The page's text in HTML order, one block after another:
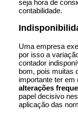
seja hora de
contabilidade.
Uma empresa
por isso a
contador
bom, pois muitas
importante ter em
alterações
papel decisivo
aplicação das